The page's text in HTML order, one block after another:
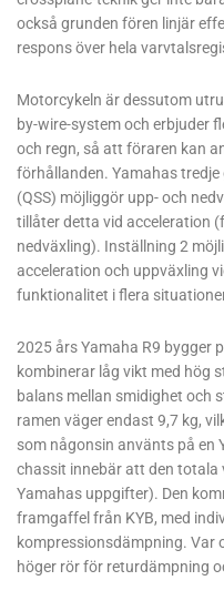
också grunden fören linjär
respons över hela
Motorcykeln är dessutom
by-wire-system och erbjuder
och regn, så att föraren kan
förhållanden. Yamahas
(QSS) möjliggör upp- och
tillåter detta vid acceleration
nedväxling). Inställning 2
acceleration och uppväxling
funktionalitet i flera
2025 års Yamaha R9 bygger
kombinerar låg vikt med hög
balans mellan smidighet och
ramen väger endast 9,7 kg,
som någonsin använts på en
chassit innebär att den totala
Yamahas uppgifter). Den
framgaffel från KYB, med
kompressionsdämpning. Var
höger rör för returdämpning